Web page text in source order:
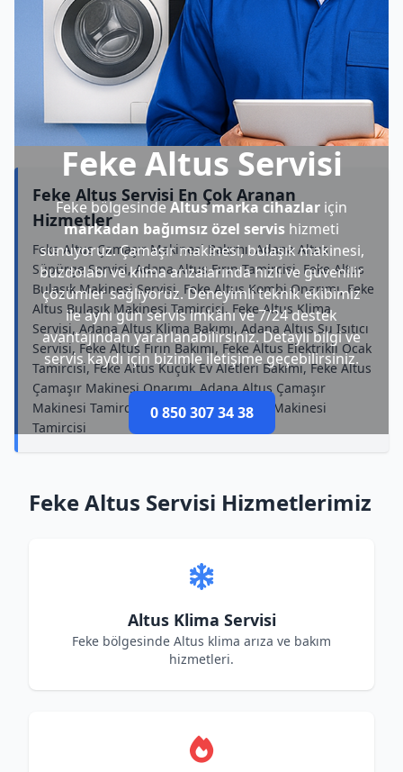
Feke Altus Servisi
Feke bölgesindeAltus marka cihazlar için
markadan bağımsız özel servis hizmeti
sunuyoruz. Çamaşır makinesi, bulaşık makinesi,
buzdolabı ve klima arızalarında hızlı ve güvenilir
çözümler sağlıyoruz. Deneyimli teknik ekibimiz
ile aynı gün servis imkânı ve 7/24 destek
avantajından yararlanabilirsiniz. Detaylı bilgi ve
servis kaydı için bizimle iletişime geçebilirsiniz.
0 850 307 34 38
Feke Altus Servisi En Çok Aranan
Hizmetler
Feke Altus Çamaşır Makinesi Bakımı, Adana Altus
Süpürge Servisi, Adana Altus Fırın Tamircisi, Feke Altus
Bulaşık Makinesi Servisi, Feke Altus Kombi Onarımı, Feke
Altus Bulaşık Makinesi Tamircisi, Feke Altus Klima
Servisi, Adana Altus Klima Bakımı, Adana Altus Su Isıtıcı
Servisi, Feke Altus Fırın Bakımı, Feke Altus Elektrikli Ocak
Tamircisi, Feke Altus Küçük Ev Aletleri Bakımı, Feke Altus
Çamaşır Makinesi Onarımı, Adana Altus Çamaşır
Makinesi Tamircisi, Feke Altus Kurutma Makinesi
Tamircisi
Feke Altus Servisi Hizmetlerimiz
Altus Klima Servisi
Feke bölgesinde Altus klima arıza ve bakım
hizmetleri.